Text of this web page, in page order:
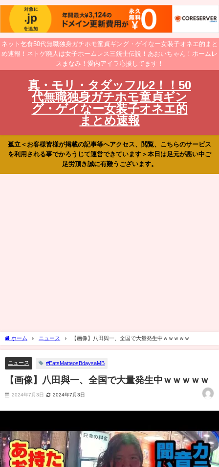
ネット乞食50代無職独身ガチホモ童貞ギング・ゲイなー女装子オネエ的まと
め速報！ネトゲ廃人は女子ホームレス三銃士伝説！あおいちゃん！ホームレ
スまなみ！愛内アイラ応援してます！
真・モリ・タダッフル2！！50
代無職独身ガチホモ童貞ギン
グ・ゲイなー女装子オネエ的
まとめ速報
孤立＜お客様皆様が掲載の記事等へアクセス、閲覧、こちらのサービス
を利用される事でかろうじて運営できています＞本日は足元が悪い中ご
足労頂き誠に有難うございます。
ホーム ニュース 【画像】八田與一、全国で大量発生中ｗｗｗｗｗ
ニュース #EatsMatteosBdaysaMB
【画像】八田與一、全国で大量発生中ｗｗｗｗｗ
2024年7月3日 2024年7月3日